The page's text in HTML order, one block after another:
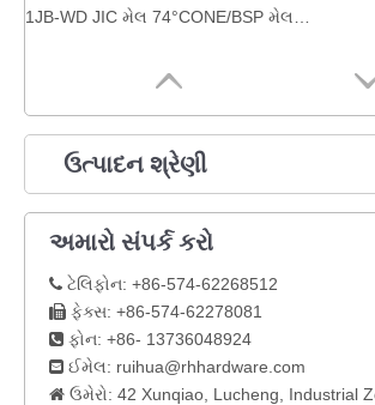
ઉત્પાદન શ્રેણી
અમારો સંપર્ક કરો
 ટેલિફોન: +86-574-62268512
 ફેક્સ: +86-574-62278081
 ફોન: +86- 13736048924
 ઈમેલ: ruihua@rhhardware.com
 ઉમેરો: 42 Xunqiao, Lucheng, Industrial